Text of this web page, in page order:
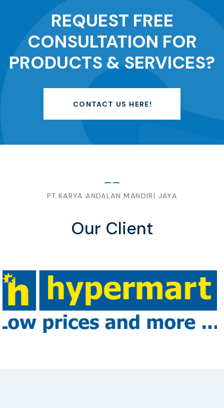
REQUEST FREE
CONSULTATION FOR
PRODUCTS & SERVICES?
CONTACT US HERE!
PT.KARYA ANDALAN MANDIRI JAYA
Our Client